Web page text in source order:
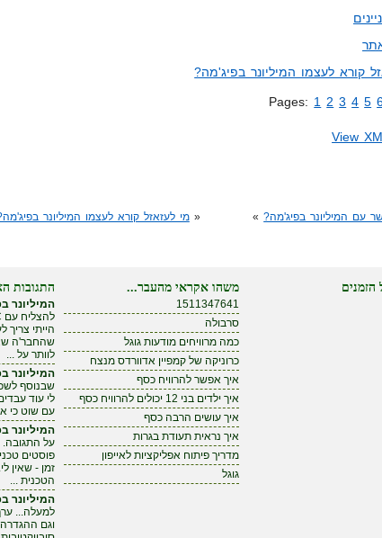
קורא לעצמו המיליונר בפיג'מה?
Pages: 1 2 3 4 5
View
«מי לעזאזל קורא לעצמו המיליונר עם המיליונר בפיג'מה?»
הזמנים משהו אקראי מהעבר...
1511347641
סרבולה
כמה מרוויחים מודעות גוגל
כרוניקה של קמפיין אדוורדס מנצח
איך אפשר להרוויח כסף
איך ילדים בני 12 יכולים להרוויח כסף
איך עושים הרבה כסף
איך נראית תעודת בגרות
מדריך פיתוח אפליקציות לאייפון
גוגל
התגובות
המיליונר
הייתי
שהחבר'ה
לוותר על ...
המיליונר
שבנוסף
לי עוד
עם שוט כי
המיליונר
פוסטים
הטכנית ...
המיליונר
למעלה...
וגם